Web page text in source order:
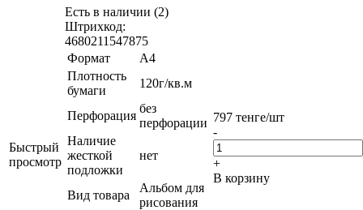
Быстрый
просмотр
Есть в наличии (2)
Штрихкод:
4680211547875
Формат
А4
Плотность
бумаги
120г/кв.м
Перфорация
без
перфорации
Наличие
жесткой
подложки
нет
Вид товара
Альбом для
рисования
797 тенге/шт
-
+
В корзину